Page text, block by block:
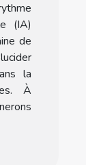
(IA)
de
la
À